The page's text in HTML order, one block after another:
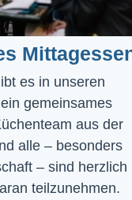
es in unseren
gemeinsames
aus der
alle – besonders
– sind herzlich
teilzunehmen.